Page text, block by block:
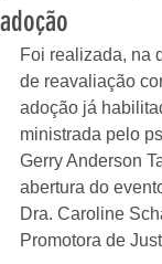
adoção
Foi realizada, na
de reavaliação
adoção já
ministrada pelo
Gerry Anderson
abertura do
Dra. Caroline
Promotora de